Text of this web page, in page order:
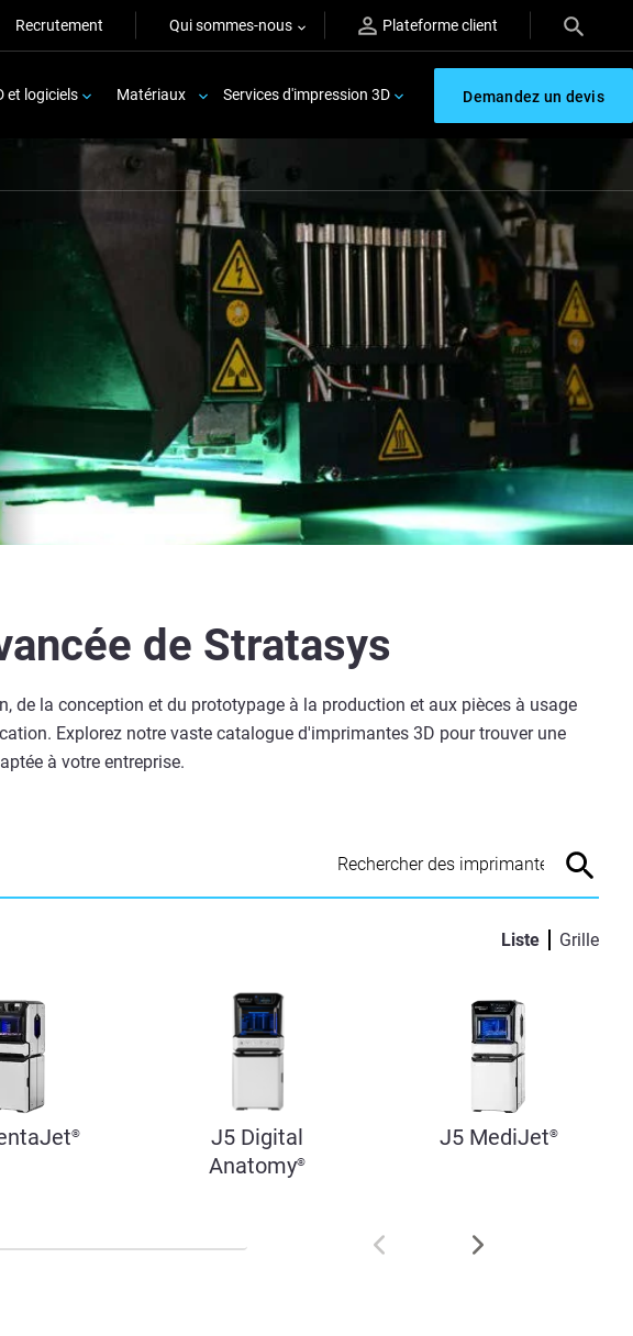
Recrutement Qui sommes-nous Plateforme client
et logiciels Matériaux Services d'impression 3D Demandez un devis
de Stratasys
la conception et du prototypage à la production et aux pièces à usage
Explorez notre vaste catalogue d'imprimantes 3D pour trouver une
à votre entreprise.
Liste Grille
®
J5 Digital
Anatomy®
J5 MediJet®